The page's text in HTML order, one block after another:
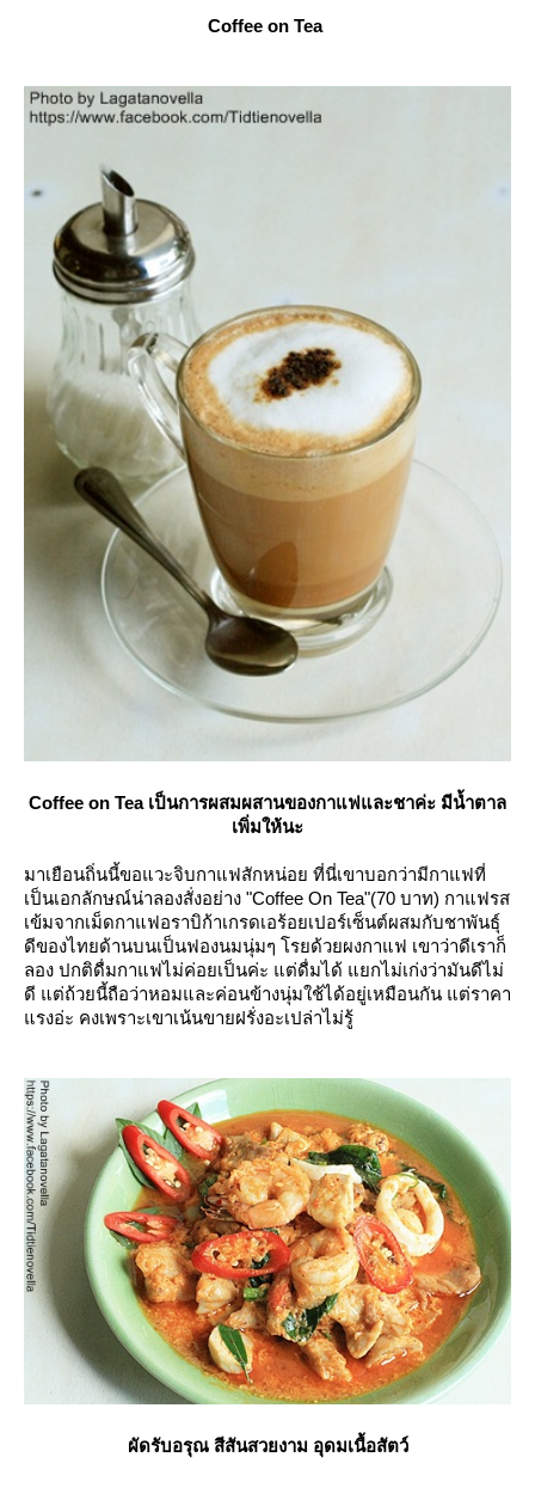
Coffee on Tea
Coffee on Tea เป็นการผสมผสานของกาแฟและชาค่ะ มีน้ำตาล
เพิ่มให้นะ
มาเยือนถิ่นนี้ขอแวะจิบกาแฟสักหน่อย ที่นี่เขาบอกว่ามีกาแฟที่
เป็นเอกลักษณ์น่าลองสั่งอย่าง "Coffee On Tea"(70 บาท) กาแฟรส
เข้มจากเม็ดกาแฟอราบิก้าเกรดเอร้อยเปอร์เซ็นต์ผสมกับชาพันธุ์
ดีของไทยด้านบนเป็นฟองนมนุ่มๆ โรยด้วยผงกาแฟ เขาว่าดีเราก็
ลอง ปกติดื่มกาแฟไม่ค่อยเป็นค่ะ แต่ดื่มได้ แยกไม่เก่งว่ามันดีไม่
ดี แต่ถ้วยนี้ถือว่าหอมและค่อนข้างนุ่มใช้ได้อยู่เหมือนกัน แต่ราคา
รงอ่ะ คงเพราะเขาเน้นขายฝรั่งอะเปล่าไม่รู้
ผัดรับอรุณ สีสันสวยงาม อุดมเนื้อสัตว์